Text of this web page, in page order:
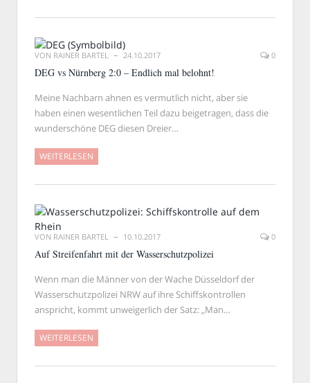
VON RAINER BARTEL 24.10.2017 0
DEG vs Nürnberg 2:0 – Endlich mal belohnt!
Meine Nachbarn ahnen es vermutlich nicht, aber sie
haben einen wesentlichen Teil dazu beigetragen, dass die
wunderschöne DEG diesen Dreier…
WEITERLESEN
VON RAINER BARTEL 10.10.2017 0
Auf Streifenfahrt mit der Wasserschutzpolizei
Wenn man die Männer von der Wache Düsseldorf der
Wasserschutzpolizei NRW auf ihre Schiffskontrollen
anspricht, kommt unweigerlich der Satz: „Man…
WEITERLESEN